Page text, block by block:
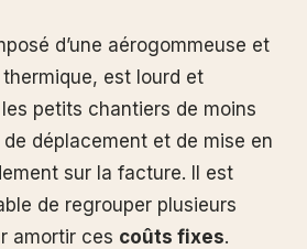
d’une aérogommeuse et
thermique, est lourd et
petits chantiers de moins
de déplacement et de mise en
sur la facture. Il est
de regrouper plusieurs
amortir ces coûts fixes.